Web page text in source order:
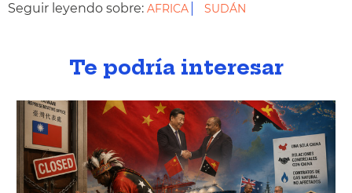
Seguir leyendo sobre: AFRICA SUDÁN
Te podría interesar